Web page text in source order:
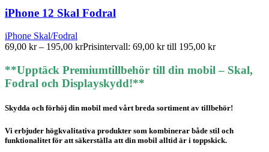
iPhone 12 Skal Fodral
iPhone Skal/Fodral
69,00 kr – 195,00 krPrisintervall: 69,00 kr till 195,00 kr
**Upptäck Premiumtillbehör till din mobil – Skal,
Fodral och Displayskydd!**
Skydda och förhöj din mobil med vårt breda sortiment av tillbehör!
Vi erbjuder högkvalitativa produkter som kombinerar både stil och
funktionalitet för att säkerställa att din mobil alltid är i toppskick.